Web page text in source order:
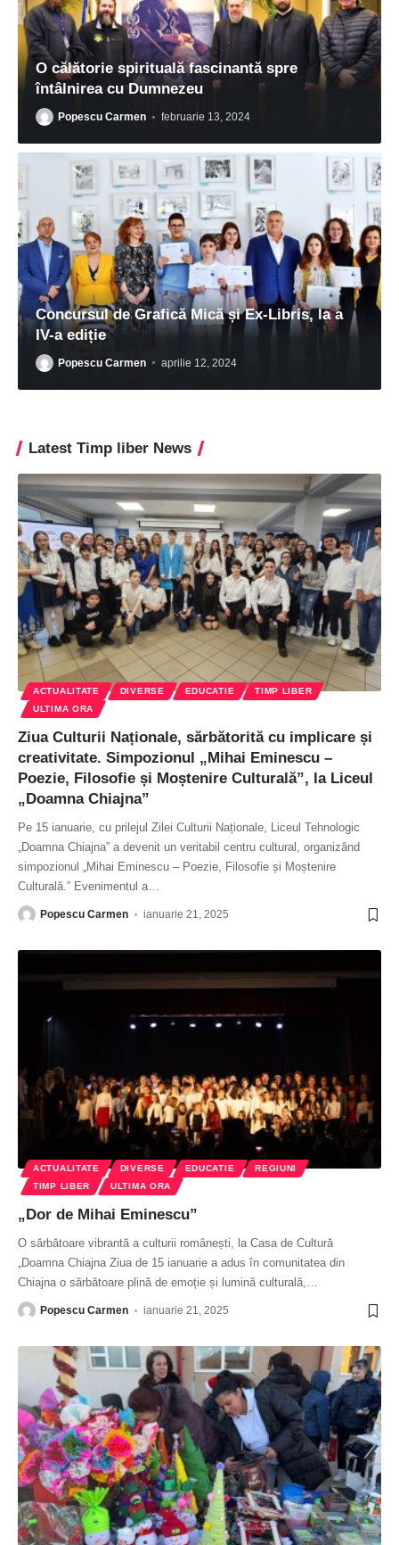
O călătorie spirituală fascinantă spre
întâlnirea cu Dumnezeu
Popescu Carmen februarie 13, 2024
Concursul de Grafică Mică și Ex-Libris, la a
IV-a ediție
Popescu Carmen aprilie 12, 2024
Latest Timp liber News
ACTUALITATE DIVERSE EDUCATIE
TIMP LIBER
ULTIMA ORA
Ziua Culturii Naționale, sărbătorită cu implicare și
creativitate. Simpozionul „Mihai Eminescu –
Poezie, Filosofie și Moștenire Culturală”, la Liceul
„Doamna Chiajna”
Pe 15 ianuarie, cu prilejul Zilei Culturii Naționale, Liceul Tehnologic
„Doamna Chiajna” a devenit un veritabil centru cultural, organizând
simpozionul „Mihai Eminescu – Poezie, Filosofie și Moștenire
Culturală.” Evenimentul a…
Popescu Carmen ianuarie 21, 2025
ACTUALITATE DIVERSE EDUCATIE
REGIUNI
TIMP LIBER
ULTIMA ORA
„Dor de Mihai Eminescu”
O sărbătoare vibrantă a culturii românești, la Casa de Cultură
„Doamna Chiajna Ziua de 15 ianuarie a adus în comunitatea din
Chiajna o sărbătoare plină de emoție și lumină culturală,…
Popescu Carmen ianuarie 21, 2025